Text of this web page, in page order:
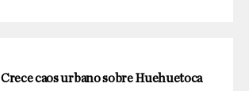
Crece caos urbano sobre Huehuetoca